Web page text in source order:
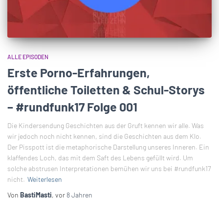
ALLE EPISODEN
Erste Porno-Erfahrungen,
öffentliche Toiletten & Schul-Storys
– #rundfunk17 Folge 001
Die Kindersendung Geschichten aus der Gruft kennen wir alle. Was
wir jedoch noch nicht kennen, sind die Geschichten aus dem Klo.
Der Pisspott ist die metaphorische Darstellung unseres Inneren. Ein
klaffendes Loch, das mit dem Saft des Lebens gefüllt wird. Um
solche abstrusen Interpretationen bemühen wir uns bei #rundfunk17
nicht. Weiterlesen
Von BastiMasti, vor 8 Jahren